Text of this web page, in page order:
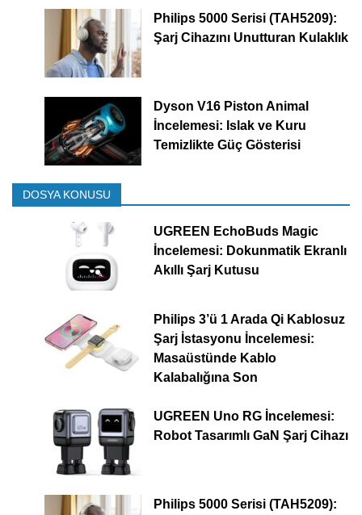
Philips 5000 Serisi (TAH5209):
Şarj Cihazını Unutturan Kulaklık
Dyson V16 Piston Animal
İncelemesi: Islak ve Kuru
Temizlikte Güç Gösterisi
DOSYA KONUSU
UGREEN EchoBuds Magic
İncelemesi: Dokunmatik Ekranlı
Akıllı Şarj Kutusu
Philips 3’ü 1 Arada Qi Kablosuz
Şarj İstasyonu İncelemesi:
Masaüstünde Kablo
Kalabalığına Son
UGREEN Uno RG İncelemesi:
Robot Tasarımlı GaN Şarj Cihazı
Philips 5000 Serisi (TAH5209):